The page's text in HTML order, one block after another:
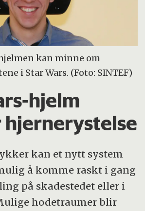
kan minne om
i Star Wars. (Foto: SINTEF)
hjelm
hjernerystelse
kan et nytt system
å komme raskt i gang
på skadestedet eller i
hodetraumer blir